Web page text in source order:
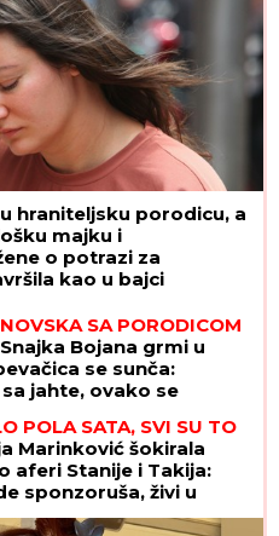
hraniteljsku porodicu, a
majku i
o potrazi za
kao u bajci
Dok su Milica i Marko
(73) tokom intimnog
(30) je u "puntu"
stvar! (FOTO, VIDEO)
Bojana grmi u
se sunča:
jahte, ovako se